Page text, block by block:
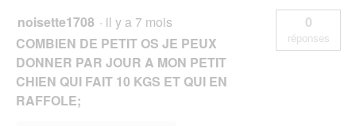
noisette1708 · il y a 7 mois
COMBIEN DE PETIT OS JE PEUX
DONNER PAR JOUR A MON PETIT
CHIEN QUI FAIT 10 KGS ET QUI EN
RAFFOLE;
0
réponses